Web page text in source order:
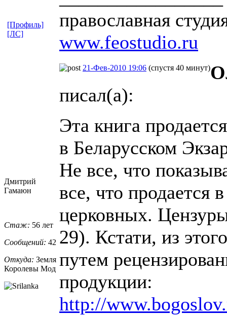
православная
www.feostudio.ru
[Профиль]
[ЛС]
Дмитрий
Гамаюн
Стаж: 56 лет
Сообщений: 42
Откуда: Земля
Королевы Мод
21-Фев-2010 19:06 (спустя 40 минут)
писал(а):
Эта книга
в Беларусском
Не все, что
все, что продается
церковных.
29). Кстати, из
путем
продукции:
http://